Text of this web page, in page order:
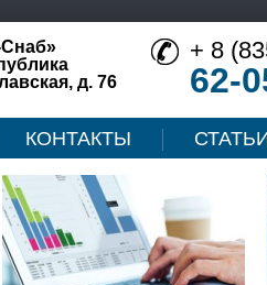
д. 76
+ 8
62-
КОНТАКТЫ